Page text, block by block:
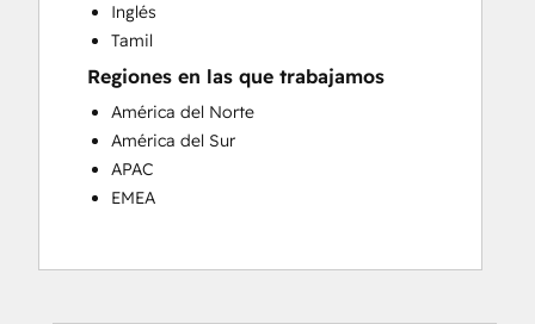
Inglés
Tamil
Regiones en las que trabajamos
América del Norte
América del Sur
APAC
EMEA